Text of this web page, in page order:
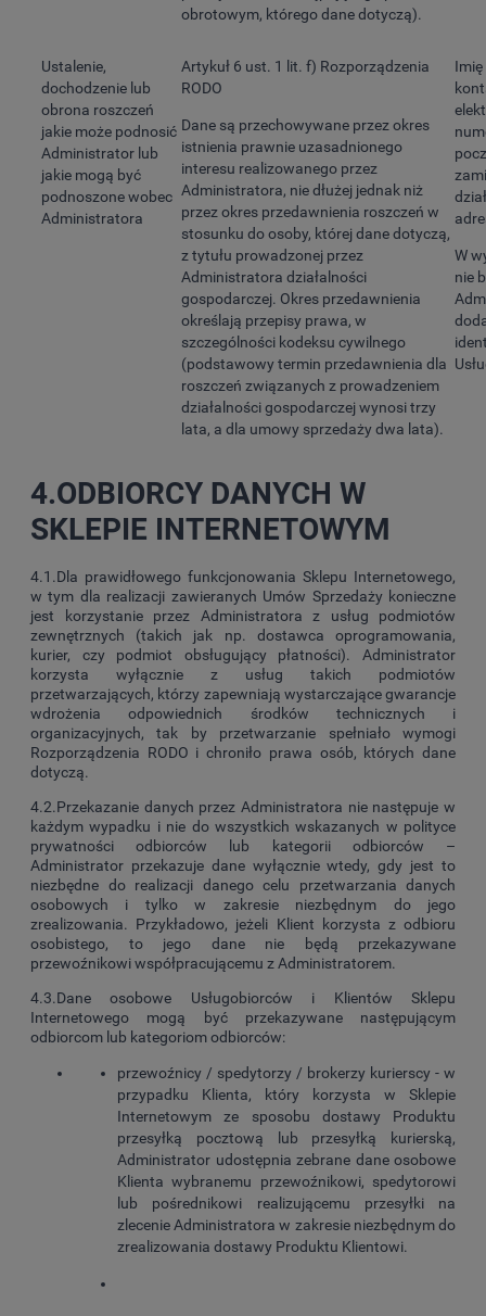
obrotowym, którego dane dotyczą).
Ustalenie,
dochodzenie lub
obrona roszczeń
jakie może podnosić
Administrator lub
jakie mogą być
podnoszone wobec
Administratora
Artykuł 6 ust. 1 lit. f) Rozporządzenia
RODO
Dane są przechowywane przez okres
istnienia prawnie uzasadnionego
interesu realizowanego przez
Administratora, nie dłużej jednak niż
przez okres przedawnienia roszczeń w
stosunku do osoby, której dane dotyczą,
z tytułu prowadzonej przez
Administratora działalności
gospodarczej. Okres przedawnienia
określają przepisy prawa, w
szczególności kodeksu cywilnego
(podstawowy termin przedawnienia dla
roszczeń związanych z prowadzeniem
działalności gospodarczej wynosi trzy
lata, a dla umowy sprzedaży dwa lata).
W
nie
4.ODBIORCY DANYCH W
SKLEPIE INTERNETOWYM
4.1.Dla prawidłowego funkcjonowania Sklepu Internetowego,
w tym dla realizacji zawieranych Umów Sprzedaży konieczne
jest korzystanie przez Administratora z usług podmiotów
zewnętrznych (takich jak np. dostawca oprogramowania,
kurier, czy podmiot obsługujący płatności). Administrator
korzysta wyłącznie z usług takich podmiotów
przetwarzających, którzy zapewniają wystarczające gwarancje
wdrożenia odpowiednich środków technicznych i
organizacyjnych, tak by przetwarzanie spełniało wymogi
Rozporządzenia RODO i chroniło prawa osób, których dane
dotyczą.
4.2.Przekazanie danych przez Administratora nie następuje w
każdym wypadku i nie do wszystkich wskazanych w polityce
prywatności odbiorców lub kategorii odbiorców –
Administrator przekazuje dane wyłącznie wtedy, gdy jest to
niezbędne do realizacji danego celu przetwarzania danych
osobowych i tylko w zakresie niezbędnym do jego
zrealizowania. Przykładowo, jeżeli Klient korzysta z odbioru
osobistego, to jego dane nie będą przekazywane
przewoźnikowi współpracującemu z Administratorem.
4.3.Dane osobowe Usługobiorców i Klientów Sklepu
Internetowego mogą być przekazywane następującym
odbiorcom lub kategoriom odbiorców:
przewoźnicy / spedytorzy / brokerzy kurierscy - w
przypadku Klienta, który korzysta w Sklepie
Internetowym ze sposobu dostawy Produktu
przesyłką pocztową lub przesyłką kurierską,
Administrator udostępnia zebrane dane osobowe
Klienta wybranemu przewoźnikowi, spedytorowi
lub pośrednikowi realizującemu przesyłki na
zlecenie Administratora w zakresie niezbędnym do
zrealizowania dostawy Produktu Klientowi.